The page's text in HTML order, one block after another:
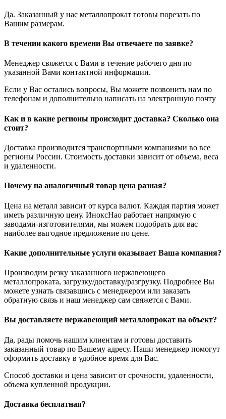
Да. Заказанный у нас металлопрокат готовы порезать по
Вашим размерам.
В течении какого времени Вы отвечаете по заявке?
Менеджер свяжется с Вами в течение рабочего дня по
указанной Вами контактной информации.
Если у Вас остались вопросы, Вы можете позвонить нам по
телефонам и дополнительно написать на электронную почту
Как и в какие регионы происходит доставка? Сколько она
стоит?
Доставка производится транспортными компаниями во все
регионы России. Стоимость доставки зависит от объема, веса
и удаленности.
Почему на аналогичный товар цена разная?
Цена на металл зависит от курса валют. Каждая партия может
иметь различную цену. ИноксНао работает напрямую с
заводами-изготовителями, мы можем подобрать для вас
наиболее выгодное предложение по цене.
Какие дополнительные услуги оказывает Ваша компания?
Производим резку заказанного нержавеющего
металлопроката, загрузку/доставку/разгрузку. Подробнее Вы
можете узнать связавшись с менеджером или заказать
обратную связь и наш менеджер сам свяжется с Вами.
Вы доставляете нержавеющий металлопрокат на объект?
Да, рады помочь нашим клиентам и готовы доставить
заказанный товар по Вашему адресу. Наши менеджер помогут
оформить доставку в удобное время для Вас.
Способ доставки и цена зависит от срочности, удаленности,
объема купленной продукции.
Доставка бесплатная?